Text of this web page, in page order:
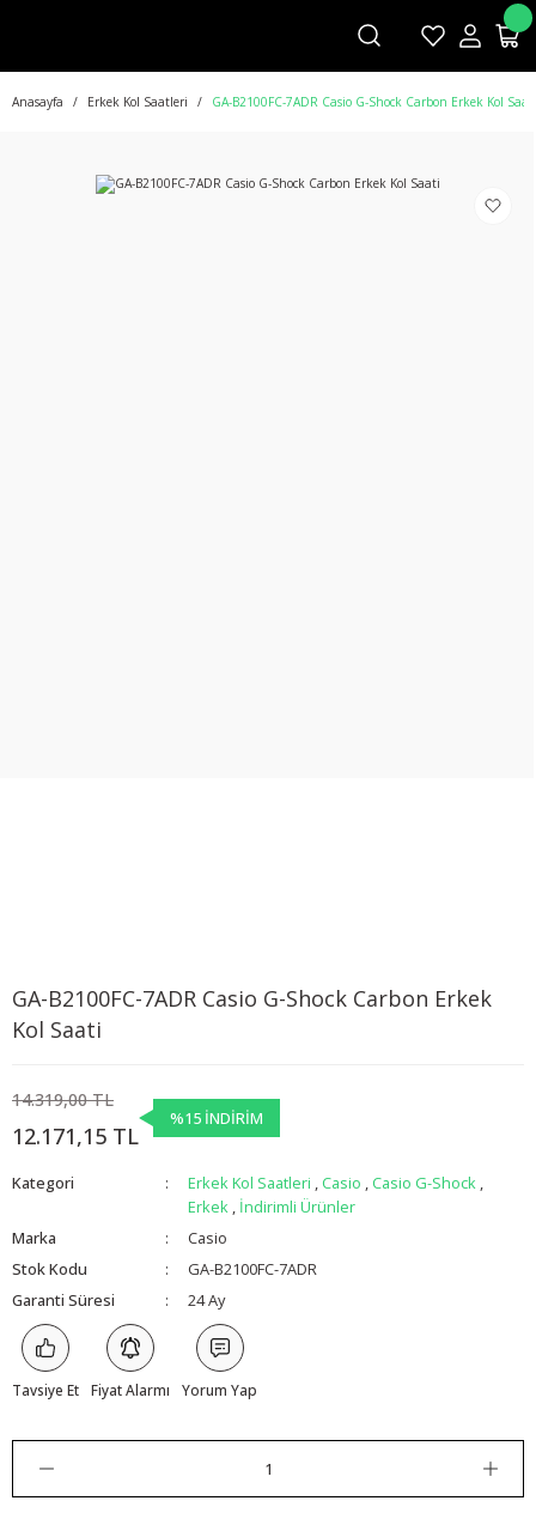
Anasayfa Erkek Kol Saatleri GA-B2100FC-7ADR Casio G-Shock Carbon Erkek Kol Saati
GA-B2100FC-7ADR Casio G-Shock Carbon Erkek
Kol Saati
14.319,00 TL
12.171,15 TL
%15 İNDİRİM
Kategori Erkek Kol Saatleri , Casio , Casio G-Shock ,
Erkek , İndirimli Ürünler
Marka
Casio
Stok Kodu
GA-B2100FC-7ADR
Garanti Süresi
24 Ay
Tavsiye Et Fiyat Alarmı Yorum Yap